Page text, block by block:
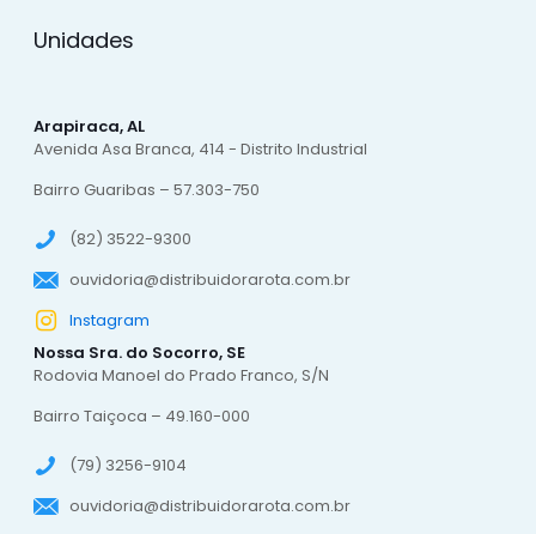
Unidades
Arapiraca, AL
Avenida Asa Branca, 414 - Distrito Industrial
Bairro Guaribas – 57.303-750
(82) 3522-9300
ouvidoria@distribuidorarota.com.br
Instagram
Nossa Sra. do Socorro, SE
Rodovia Manoel do Prado Franco, S/N
Bairro Taiçoca – 49.160-000
(79) 3256-9104
ouvidoria@distribuidorarota.com.br